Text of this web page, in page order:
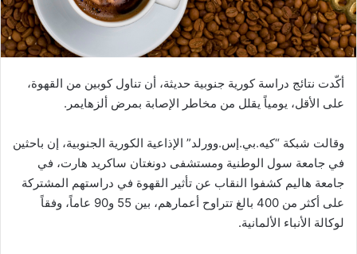
أكّدت نتائج دراسة كورية جنوبية حديثة، أن تناول كوبين من القهوة،
على الأقل، يومياً يقلل من مخاطر الإصابة بمرض ألزهايمر.
وقالت شبكة “كيه.بي.إس.وورلد” الإذاعية الكورية الجنوبية، إن باحثين
في جامعة سول الوطنية ومستشفى دونغتان ساكريد هارت، في
جامعة هاليم كشفوا النقاب عن تأثير القهوة في دراستهم المشتركة
على أكثر من 400 بالغ تتراوح أعمارهم، بين 55 و90 عاماً، وفقاً
لوكالة الأنباء الألمانية.